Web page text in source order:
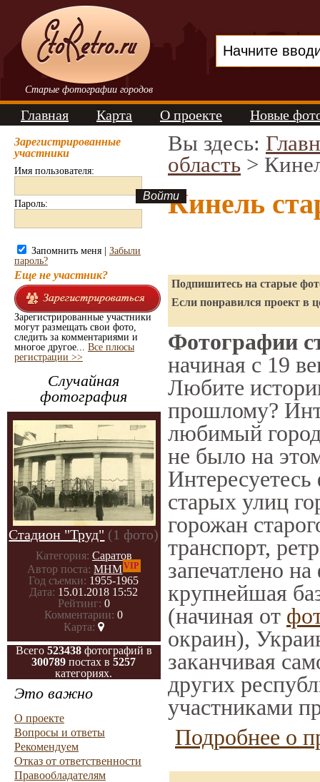
Старые фотографии городов
Главная Карта О проекте Новые
Зарегистрированные
участники
Имя пользователя:
Пароль:
Запомнить меня | Забыли
пароль?
Еще не участник?
Зарегистрированные участники
могут размещать свои фото,
следить за комментариями и
многое другое... Все плюсы
регистрации >>
Случайная
фотография
Стадион "Труд" (1 фото)
Категория: Саратов
Автор поста: МНМVIP
Год съемки: 1955-1965
Дата: 15.01.2018 15:52
Рейтинг: 0
Комментарии: 0
Карта:
Всего 523438 фотографий в
300789 постах в5257
категориях.
Это важно
О проекте
Вопросы и ответы
Рекомендуем
Отказ от ответственности
Правообладателям
Вы здесь:
область >
Кинель
Подпишитесь на старые
Если понравился проект в
Фотографии
начиная с 19
Любите
прошлому?
любимый
не было на
Интересуетесь
старых улиц
горожан
транспорт,
запечатлено
крупнейшая
(начиная от
окраин),
заканчивая
других
участниками
Подробнее о